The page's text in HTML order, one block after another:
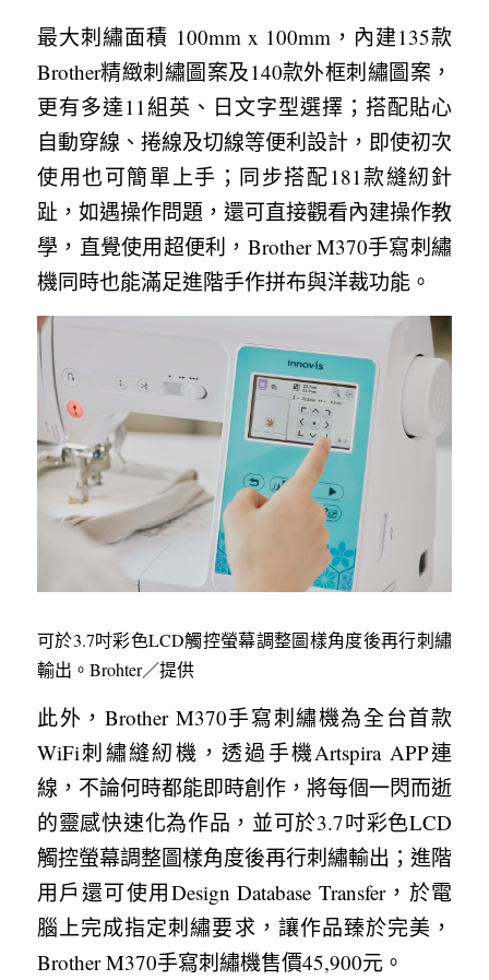
最大刺繡面積 100mm x 100mm，內建135款
Brother精緻刺繡圖案及140款外框刺繡圖案，
更有多達11組英、日文字型選擇；搭配貼心
自動穿線、捲線及切線等便利設計，即使初次
使用也可簡單上手；同步搭配181款縫紉針
趾，如遇操作問題，還可直接觀看內建操作教
學，直覺使用超便利，Brother M370手寫刺繡
機同時也能滿足進階手作拼布與洋裁功能。
可於3.7吋彩色LCD觸控螢幕調整圖樣角度後再行刺繡
輸出。Brohter／提供
此外，Brother M370手寫刺繡機為全台首款
WiFi刺繡縫紉機，透過手機Artspira APP連
線，不論何時都能即時創作，將每個一閃而逝
的靈感快速化為作品，並可於3.7吋彩色LCD
觸控螢幕調整圖樣角度後再行刺繡輸出；進階
用戶還可使用Design Database Transfer，於電
腦上完成指定刺繡要求，讓作品臻於完美，
Brother M370手寫刺繡機售價45,900元。